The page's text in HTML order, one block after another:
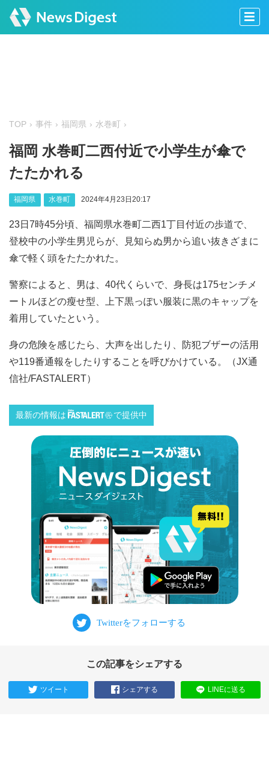
TOP 事件 福岡県 水巻町
福岡 水巻町二西付近で小学生が傘で
たたかれる
福岡県 水巻町 2024年4月23日20:17
23日7時45分頃、福岡県水巻町二西1丁目付近の歩道で、
登校中の小学生男児らが、見知らぬ男から追い抜きざまに
傘で軽く頭をたたかれた。
警察によると、男は、40代くらいで、身長は175センチメ
ートルほどの瘦せ型、上下黒っぽい服装に黒のキャップを
着用していたという。
身の危険を感じたら、大声を出したり、防犯ブザーの活用
や119番通報をしたりすることを呼びかけている。（JX通
信社/FASTALERT）
最新の情報は で提供中
この記事をシェアする
ツイート シェアする LINEに送る